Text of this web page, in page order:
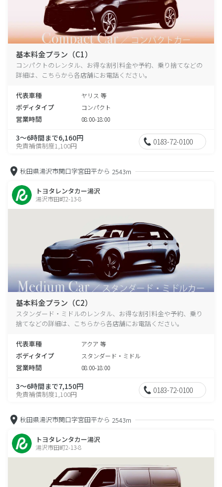
基本料金プラン（C1）
コンパクトのレンタル、お得な割引料金や予約、乗り捨てなどの
詳細は、こちらから各店舗にお電話ください。
代表車種 ヤリス 等
ボディタイプ コンパクト
営業時間 08:00-18:00
3～6時間まで6,160円
免責補償制度1,100円 0183-72-0100
秋田県湯沢市関口字宮田平から 2543m
トヨタレンタカー湯沢
湯沢市田町2-13-8
基本料金プラン（C2）
スタンダード・ミドルのレンタル、お得な割引料金や予約、乗り
捨てなどの詳細は、こちらから各店舗にお電話ください。
代表車種 アクア 等
ボディタイプ スタンダード・ミドル
営業時間 08:00-18:00
3～6時間まで7,150円
免責補償制度1,100円 0183-72-0100
秋田県湯沢市関口字宮田平から 2543m
トヨタレンタカー湯沢
湯沢市田町2-13-8